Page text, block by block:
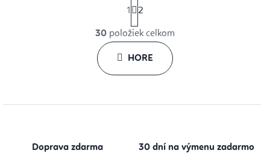
O
v
l
á
t
r
á
n
k
v
1 2
30 položiek celkom
HORE
Doprava zdarma 30 dní na výmenu zadarmo